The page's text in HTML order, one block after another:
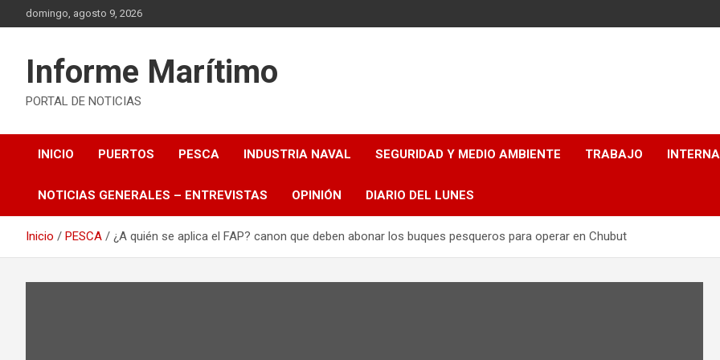
al
domingo, agosto 9, 2026
Informe Marítimo
PORTAL DE NOTICIAS
INICIO PUERTOS PESCA INDUSTRIA NAVAL SEGURIDAD Y MEDIO AMBIENTE TRABAJO
NOTICIAS GENERALES – ENTREVISTAS OPINIÓN DIARIO DEL LUNES
Inicio PESCA ¿A quién se aplica el FAP? canon que deben abonar los buques pesqueros para operar en Chubut